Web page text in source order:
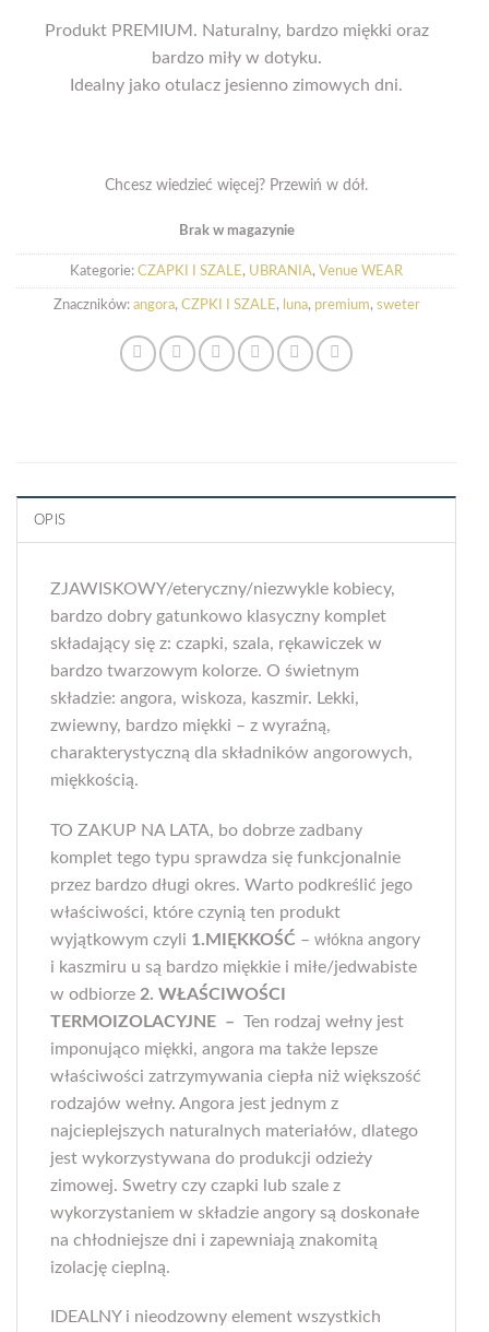
Produkt PREMIUM. Naturalny, bardzo miękki oraz
bardzo miły w dotyku.
Idealny jako otulacz jesienno zimowych dni.
Chcesz wiedzieć więcej? Przewiń w dół.
Brak w magazynie
Kategorie: CZAPKI I SZALE , UBRANIA, Venue WEAR
Znaczników: angora, CZPKI I SZALE , luna, premium, sweter
OPIS
ZJAWISKOWY/eteryczny/niezwykle kobiecy,
bardzo dobry gatunkowo klasyczny komplet
składający się z: czapki, szala, rękawiczek w
bardzo twarzowym kolorze. O świetnym
składzie: angora, wiskoza, kaszmir. Lekki,
zwiewny, bardzo miękki – z wyraźną,
charakterystyczną dla składników angorowych,
miękkością.
TO ZAKUP NA LATA, bo dobrze zadbany
komplet tego typu sprawdza się funkcjonalnie
przez bardzo długi okres. Warto podkreślić jego
właściwości, które czynią ten produkt
wyjątkowym czyli 1.MIĘKKOŚĆ – włókna angory
i kaszmiru u są bardzo miękkie i miłe/jedwabiste
w odbiorze 2. WŁAŚCIWOŚCI
TERMOIZOLACYJNE – Ten rodzaj wełny jest
imponująco miękki, angora ma także lepsze
właściwości zatrzymywania ciepła niż większość
rodzajów wełny. Angora jest jednym z
najcieplejszych naturalnych materiałów, dlatego
jest wykorzystywana do produkcji odzieży
zimowej. Swetry czy czapki lub szale z
wykorzystaniem w składzie angory są doskonałe
na chłodniejsze dni i zapewniają znakomitą
izolację cieplną.
IDEALNY i nieodzowny element wszystkich